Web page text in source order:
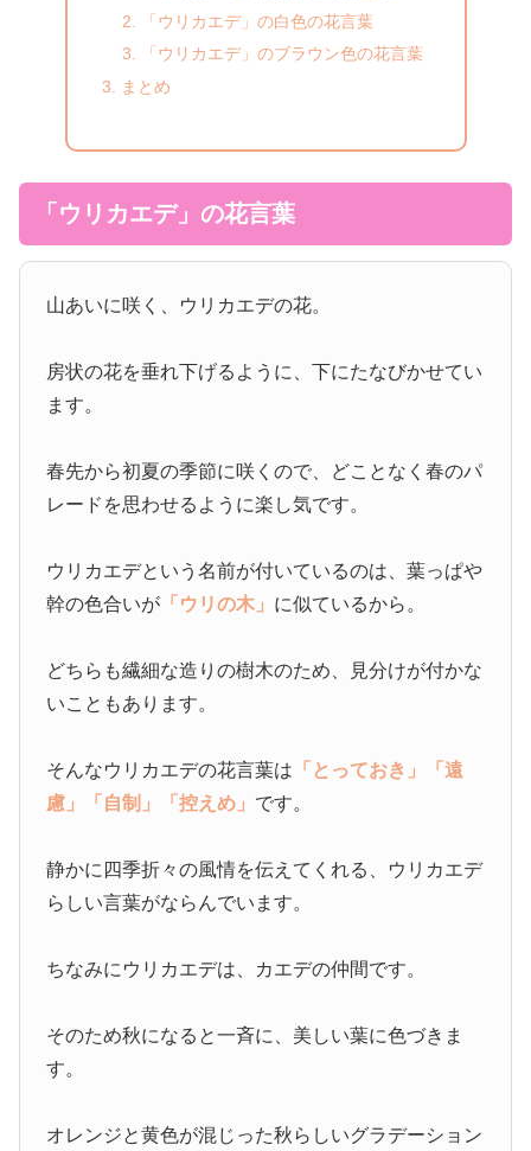
「ウリカエデ」の白色の花言葉
「ウリカエデ」のブラウン色の花言葉
まとめ
「ウリカエデ」の花言葉
山あいに咲く、ウリカエデの花。
房状の花を垂れ下げるように、下にたなびかせてい
ます。
春先から初夏の季節に咲くので、どことなく春のパ
レードを思わせるように楽し気です。
ウリカエデという名前が付いているのは、葉っぱや
幹の色合いが 「ウリの木」 に似ているから。
どちらも繊細な造りの樹木のため、見分けが付かな
いこともあります。
そんなウリカエデの花言葉は 「とっておき」
「遠
慮」
「自制」 「控えめ」 です。
静かに四季折々の風情を伝えてくれる、ウリカエデ
らしい言葉がならんでいます。
ちなみにウリカエデは、カエデの仲間です。
そのため秋になると一斉に、美しい葉に色づきま
す。
オレンジと黄色が混じった秋らしいグラデーション